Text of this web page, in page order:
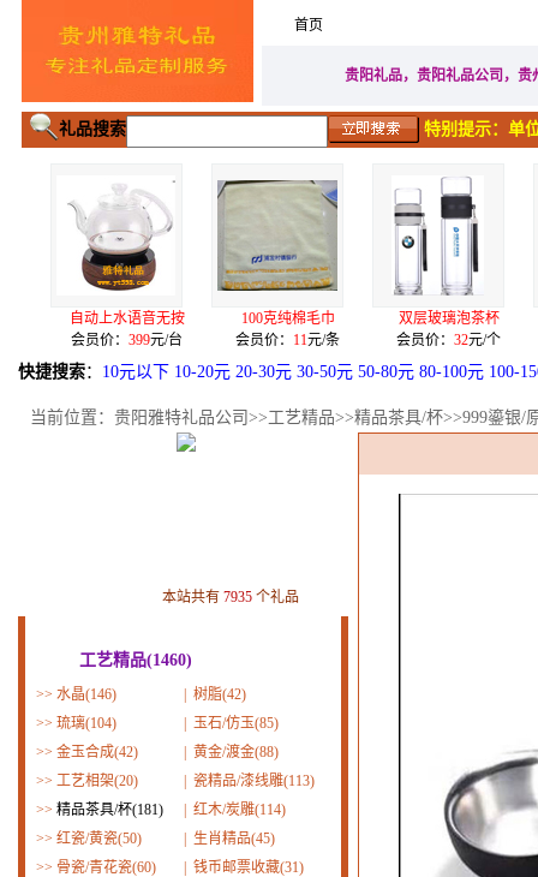
首页
贵阳礼品，贵阳礼品公司，
礼品搜索 特别提示：单
上水语音无按
元/台
100克纯棉毛巾
会员价：
元/条
双层玻璃泡茶杯
会员价：
元/个
电源U盘签
会员价：
快捷搜索： 10元以下 10-20元 20-30元 30-50元 50-80元 80-100元 100-
当前位置： 贵阳雅特礼品公司 >>工艺精品>>精品茶具/杯>>999鎏银/
本站共有 7935 个礼品
工艺精品(1460)
>> 水晶(146)
树脂(42)
>> 琉璃(104)
玉石/仿玉(85)
>> 金玉合成(42)
黄金/渡金(88)
>> 工艺相架(20)
瓷精品/漆线雕(113)
>> 精品茶具/杯(181)
红木/炭雕(114)
>> 红瓷/黄瓷(50)
生肖精品(45)
>> 骨瓷/青花瓷(60)
钱币邮票收藏(31)